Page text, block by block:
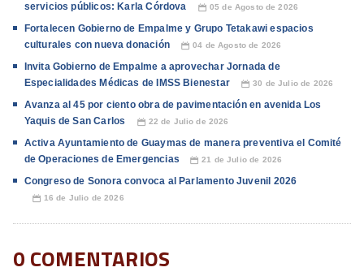
servicios públicos: Karla Córdova
📅 05 de Agosto de 2026
Fortalecen Gobierno de Empalme y Grupo Tetakawi espacios
culturales con nueva donación
📅 04 de Agosto de 2026
Invita Gobierno de Empalme a aprovechar Jornada de
Especialidades Médicas de IMSS Bienestar
📅 30 de Julio de 2026
Avanza al 45 por ciento obra de pavimentación en avenida Los
Yaquis de San Carlos
📅 22 de Julio de 2026
Activa Ayuntamiento de Guaymas de manera preventiva el Comité
de Operaciones de Emergencias
📅 21 de Julio de 2026
Congreso de Sonora convoca al Parlamento Juvenil 2026
📅 16 de Julio de 2026
0 COMENTARIOS